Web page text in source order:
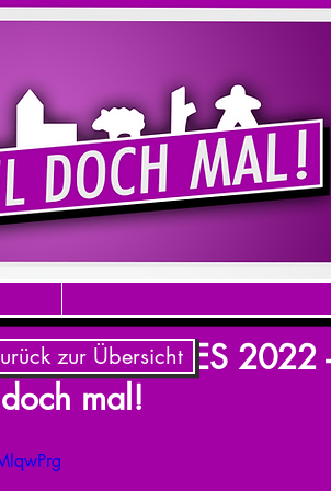
DES JAHRES 2022 -
mal!
zur Übersicht